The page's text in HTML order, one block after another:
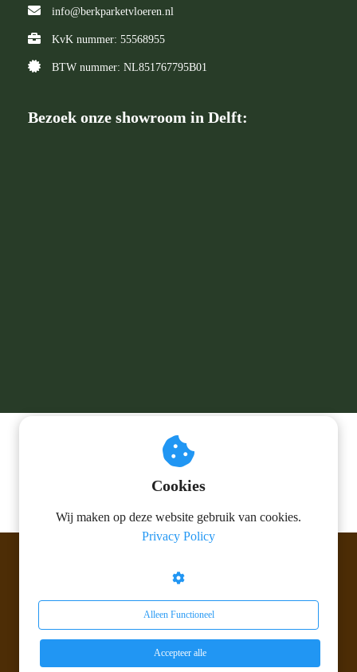
info@berkparketvloeren.nl
KvK nummer: 55568955
BTW nummer: NL851767795B01
Bezoek onze showroom in Delft:
Cookies
Wij maken op deze website gebruik van cookies.
Privacy Policy
Alleen Functioneel
Accepteer alle